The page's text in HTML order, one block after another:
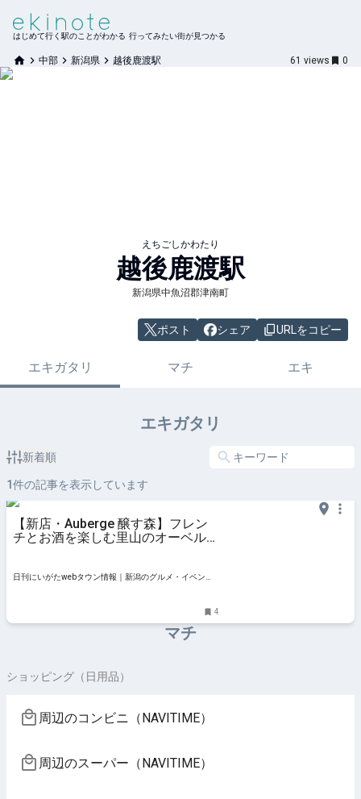
はじめて行く駅のことがわかる 行ってみたい街が見つかる
中部 新潟県 越後鹿渡駅 61 views 0
えちごしかわたり
越後鹿渡駅
新潟県中魚沼郡津南町
ポスト シェア URLをコピー
エキガタリ マチ エキ
エキガタリ
新着順
1件の記事を表示しています
【新店・Auberge 醸す森】フレン
チとお酒を楽しむ里山のオーベルジ
日刊にいがたwebタウン情報｜新潟のグルメ・イベン
4
マチ
ショッピング（日用品）
周辺のコンビニ（NAVITIME）
周辺のスーパー（NAVITIME）